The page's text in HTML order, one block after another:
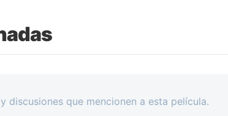
discusiones que mencionen a esta película.